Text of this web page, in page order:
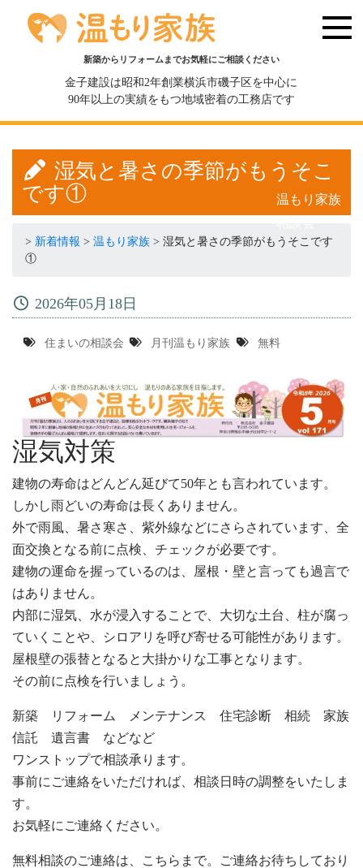
新築からリフォームまでお気軽にご相談ください
金子建設は昭和2年創業横浜市磯子区を中心に
90年以上の実績をもつ地域密着の工務店です
湿気と暑さの季節がもうそこ
です①
温もり家族
> 新着情報 > 温もり家族 > 湿気と暑さの季節がもうそこです
①
2026年05月18日
住まいの相談会 月刊温もり家族 無料
湿気対策
建物の寿命はどんどん延びて50年とも言われています。
しかし雨どいの寿命は長くありません。
外で雨風、暑さ寒さ、紫外線などにさらされています、全
面交換となる前に点検、チェックが必要です。
建物の運命を握っているのは、屋根・壁と言っても過言で
はありません。
内部に湿気、水が浸入することで、大切な土台、柱が腐っ
ていくことや、シロアリを呼び寄せる可能性があります。
屋根壁の張替となると大掛かりな工事となります。
その前に点検を行いましょう。
新築 リフォーム メンテナンス 住宅診断 相続 家族
信託 遺言書 などなど
ワンストップで相談承ります。
事前にご連絡をいただければ、相談日時の調整をいたしま
す。
お気軽にご連絡ください。
無料相談のご連絡は、こちらまで。ご連絡お待ちしており